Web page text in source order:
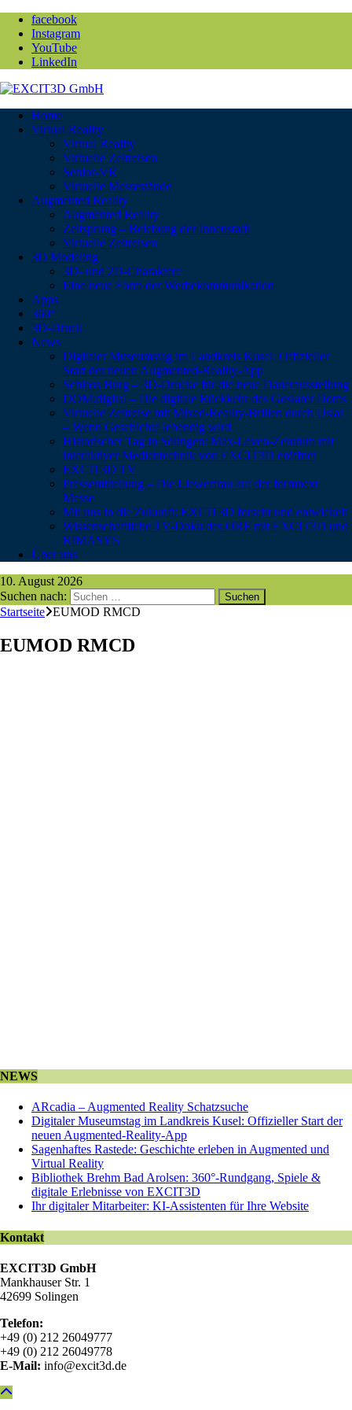
facebook
Instagram
YouTube
LinkedIn
Home
Virtual Reality
Virtual Reality
Virtuelle Zeitreisen
Senior-VR
Virtuelle Messestände
Augmented Reality
Augmented Reality
Zeitsprung – Belebung der Innenstadt
Virtuelle Zeitreisen
3D Modeling
3D- und 2D-Charaktere
Eine neue Form der Werbekommunikation
Apps
360°
3D-Druck
News
Digitaler Museumstag im Landkreis Kusel: Offizieller
Start der neuen Augmented-Reality-App
Schloss Burg – 3D-Drucke für die neue Dauerausstellung
DOM:digital – Die digitale Rückkehr des Goslarer Doms
Virtuelle Zeitreise mit Mixed-Reality-Brillen durch Uslar
– Wenn Geschichte lebendig wird
Historischer Tag in Solingen: Max-Leven-Zentrum mit
interaktiver Medientechnik von EXCIT3D eröffnet
EXCIT3D TV
Pressemitteilung – Die Liewerfrau auf der formnext
Messe
Mit uns in die Zukunft: EXCIT3D forscht und entwickelt
Wissenschaftliche TV-Doku des ORF mit EXCIT3D und
RIMASYS
Über uns
10. August 2026
Suchen nach:
Startseite EUMOD RMCD
EUMOD RMCD
NEWS
ARcadia – Augmented Reality Schatzsuche
Digitaler Museumstag im Landkreis Kusel: Offizieller Start der
neuen Augmented-Reality-App
Sagenhaftes Rastede: Geschichte erleben in Augmented und
Virtual Reality
Bibliothek Brehm Bad Arolsen: 360°-Rundgang, Spiele &
digitale Erlebnisse von EXCIT3D
Ihr digitaler Mitarbeiter: KI-Assistenten für Ihre Website
Kontakt
EXCIT3D GmbH
Mankhauser Str. 1
42699 Solingen
Telefon:
+49 (0) 212 26049777
+49 (0) 212 26049778
E-Mail: info@excit3d.de